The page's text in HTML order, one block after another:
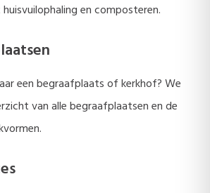
en composteren.
een begraafplaats of kerkhof? We
van alle begraafplaatsen en de